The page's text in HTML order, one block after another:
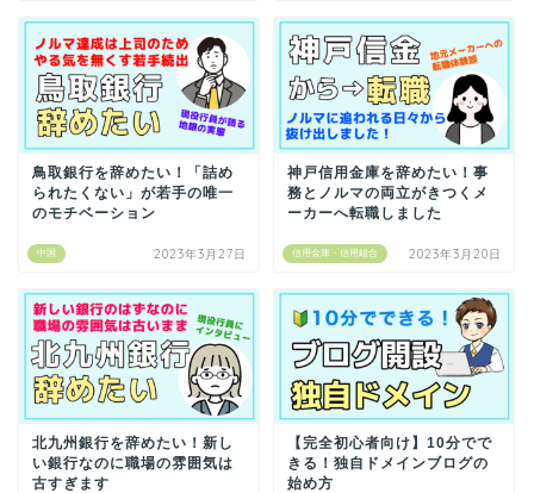
中国
鳥取銀行を辞めたい！「詰め
られたくない」が若手の唯一
のモチベーション
2023年3月27日 信用金庫・信用組合
神戸信用金庫を辞めたい！事
務とノルマの両立がきつくメ
ーカーへ転職しました
2023年3月20日
北九州銀行を辞めたい！新し
い銀行なのに職場の雰囲気は
古すぎます
【完全初心者向け】10分でで
きる！独自ドメインブログの
始め方